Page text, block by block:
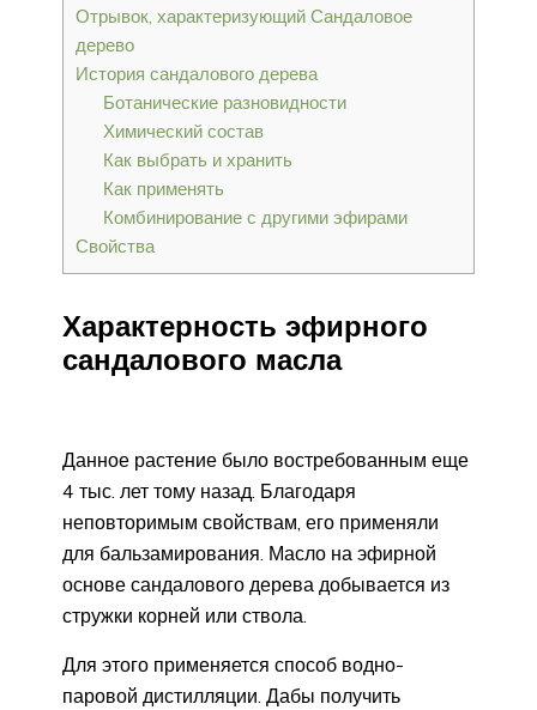
Отрывок, характеризующий Сандаловое
дерево
История сандалового дерева
Ботанические разновидности
Химический состав
Как выбрать и хранить
Как применять
Комбинирование с другими эфирами
Свойства
Характерность эфирного
сандалового масла
Данное растение было востребованным еще
4 тыс. лет тому назад. Благодаря
неповторимым свойствам, его применяли
для бальзамирования. Масло на эфирной
основе сандалового дерева добывается из
стружки корней или ствола.
Для этого применяется способ водно-
паровой дистилляции. Дабы получить